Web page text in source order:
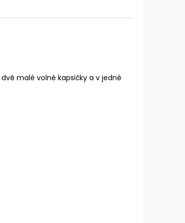
malé volné kapsičky a v jedné